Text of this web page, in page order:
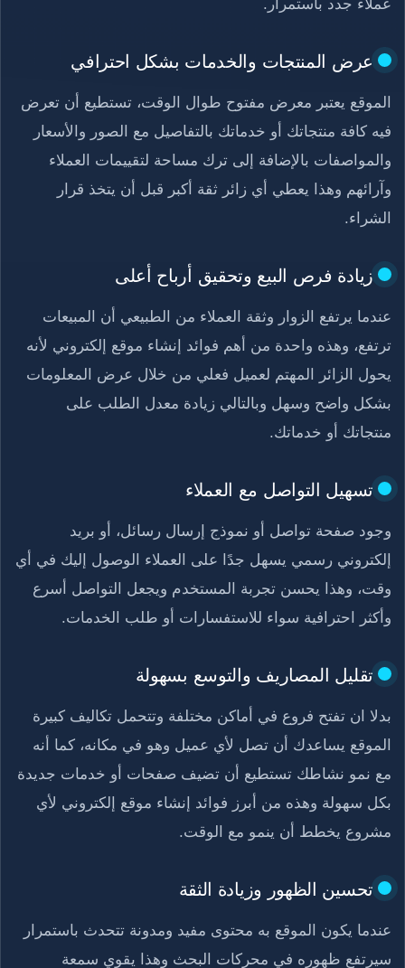
عملاء جدد باستمرار.
عرض المنتجات والخدمات بشكل احترافي
الموقع يعتبر معرض مفتوح طوال الوقت، تستطيع أن تعرض
فيه كافة منتجاتك أو خدماتك بالتفاصيل مع الصور والأسعار
والمواصفات بالإضافة إلى ترك مساحة لتقييمات العملاء
وآرائهم وهذا يعطي أي زائر ثقة أكبر قبل أن يتخذ قرار
الشراء.
زيادة فرص البيع وتحقيق أرباح أعلى
عندما يرتفع الزوار وثقة العملاء من الطبيعي أن المبيعات
ترتفع، وهذه واحدة من أهم فوائد إنشاء موقع إلكتروني لأنه
يحول الزائر المهتم لعميل فعلي من خلال عرض المعلومات
بشكل واضح وسهل وبالتالي زيادة معدل الطلب على
منتجاتك أو خدماتك.
تسهيل التواصل مع العملاء
وجود صفحة تواصل أو نموذج إرسال رسائل، أو بريد
إلكتروني رسمي يسهل جدًا على العملاء الوصول إليك في أي
وقت، وهذا يحسن تجربة المستخدم ويجعل التواصل أسرع
وأكثر احترافية سواء للاستفسارات أو طلب الخدمات.
تقليل المصاريف والتوسع بسهولة
بدلا ان تفتح فروع في أماكن مختلفة وتتحمل تكاليف كبيرة
الموقع يساعدك أن تصل لأي عميل وهو في مكانه، كما أنه
مع نمو نشاطك تستطيع أن تضيف صفحات أو خدمات جديدة
بكل سهولة وهذه من أبرز فوائد إنشاء موقع إلكتروني لأي
مشروع يخطط أن ينمو مع الوقت.
تحسين الظهور وزيادة الثقة
عندما يكون الموقع به محتوى مفيد ومدونة تتحدث باستمرار
سيرتفع ظهوره في محركات البحث وهذا يقوي سمعة